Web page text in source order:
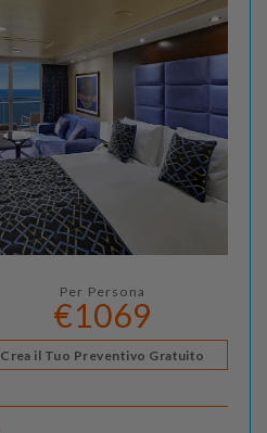
Per Persona
€1069
Crea il Tuo Preventivo Gratuito